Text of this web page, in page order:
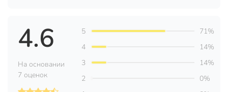
Ширина, см
Длина, см
Количество в наборе, шт
Страна производства
4.6
На основании
7 оценок
5
71%
4
14%
3
14%
2
0%